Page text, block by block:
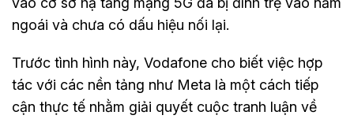
ngoái và chưa có dấu hiệu nối lại.
Trước tình hình này, Vodafone cho biết việc hợp
tác với các nền tảng như Meta là một cách tiếp
cận thực tế nhằm giải quyết cuộc tranh luận về